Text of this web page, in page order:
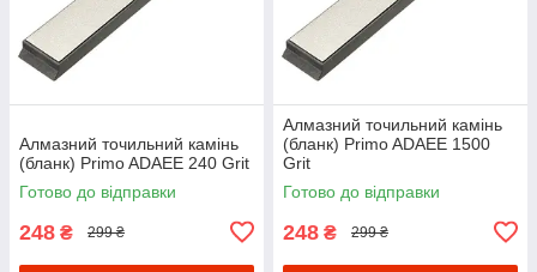
Алмазний точильний камінь
(бланк) Primo ADAEE 240 Grit
Готово до відправки
248 ₴ 299 ₴
Алмазний точильний камінь
(бланк) Primo ADAEE 1500
Grit
Готово до відправки
248 ₴ 299 ₴